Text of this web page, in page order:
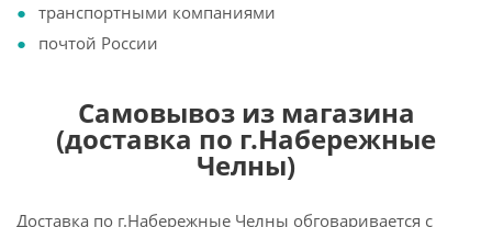
транспортными компаниями
почтой России
Самовывоз из магазина
(доставка по г.Набережные
Челны)
Доставка по г.Набережные Челны обговаривается с